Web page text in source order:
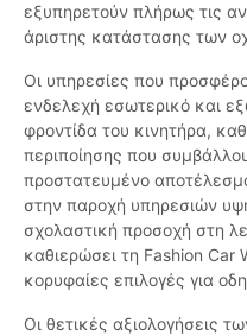
εξυπηρετούν πλήρως τις
άριστης κατάστασης των
Οι υπηρεσίες που
ενδελεχή εσωτερικό και
φροντίδα του κινητήρα,
περιποίησης που
προστατευμένο
στην παροχή υπηρεσιών
σχολαστική προσοχή στη
καθιερώσει τη Fashion Car
κορυφαίες επιλογές για
Οι θετικές αξιολογήσεις